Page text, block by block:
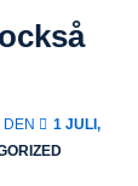
DEN
1 JULI,